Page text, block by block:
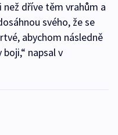
dříve těm vrahům a
svého, že se
abychom následně
napsal v